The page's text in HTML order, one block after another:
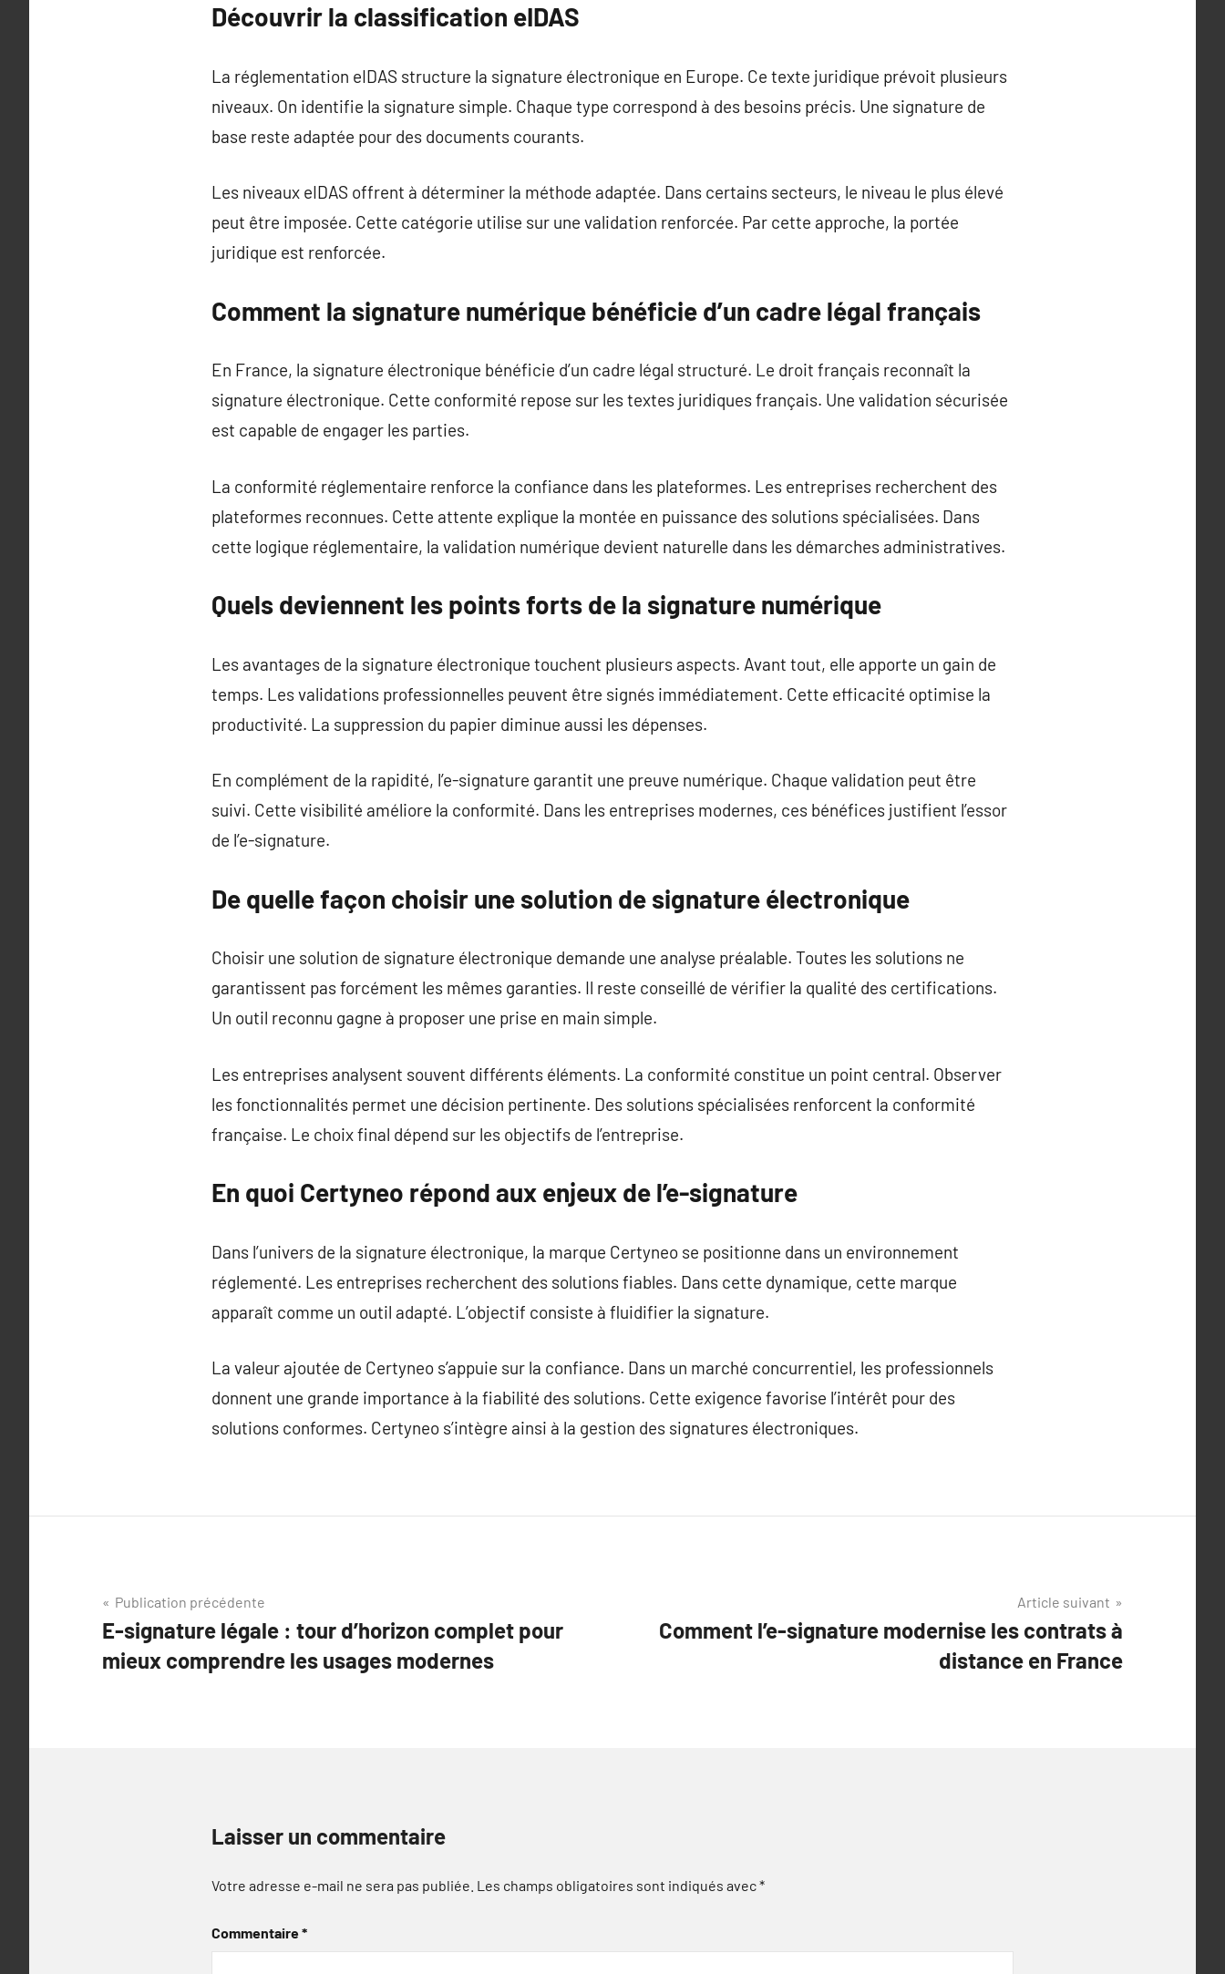
Découvrir la classification eIDAS
La réglementation eIDAS structure la signature électronique en Europe. Ce texte juridique prévoit plusieurs
niveaux. On identifie la signature simple. Chaque type correspond à des besoins précis. Une signature de
base reste adaptée pour des documents courants.
Les niveaux eIDAS offrent à déterminer la méthode adaptée. Dans certains secteurs, le niveau le plus élevé
peut être imposée. Cette catégorie utilise sur une validation renforcée. Par cette approche, la portée
juridique est renforcée.
Comment la signature numérique bénéficie d’un cadre légal français
En France, la signature électronique bénéficie d’un cadre légal structuré. Le droit français reconnaît la
signature électronique. Cette conformité repose sur les textes juridiques français. Une validation sécurisée
est capable de engager les parties.
La conformité réglementaire renforce la confiance dans les plateformes. Les entreprises recherchent des
plateformes reconnues. Cette attente explique la montée en puissance des solutions spécialisées. Dans
cette logique réglementaire, la validation numérique devient naturelle dans les démarches administratives.
Quels deviennent les points forts de la signature numérique
Les avantages de la signature électronique touchent plusieurs aspects. Avant tout, elle apporte un gain de
temps. Les validations professionnelles peuvent être signés immédiatement. Cette efficacité optimise la
productivité. La suppression du papier diminue aussi les dépenses.
En complément de la rapidité, l’e-signature garantit une preuve numérique. Chaque validation peut être
suivi. Cette visibilité améliore la conformité. Dans les entreprises modernes, ces bénéfices justifient l’essor
de l’e-signature.
De quelle façon choisir une solution de signature électronique
Choisir une solution de signature électronique demande une analyse préalable. Toutes les solutions ne
garantissent pas forcément les mêmes garanties. Il reste conseillé de vérifier la qualité des certifications.
Un outil reconnu gagne à proposer une prise en main simple.
Les entreprises analysent souvent différents éléments. La conformité constitue un point central. Observer
les fonctionnalités permet une décision pertinente. Des solutions spécialisées renforcent la conformité
française. Le choix final dépend sur les objectifs de l’entreprise.
En quoi Certyneo répond aux enjeux de l’e-signature
Dans l’univers de la signature électronique, la marque Certyneo se positionne dans un environnement
réglementé. Les entreprises recherchent des solutions fiables. Dans cette dynamique, cette marque
apparaît comme un outil adapté. L’objectif consiste à fluidifier la signature.
La valeur ajoutée de Certyneo s’appuie sur la confiance. Dans un marché concurrentiel, les professionnels
donnent une grande importance à la fiabilité des solutions. Cette exigence favorise l’intérêt pour des
solutions conformes. Certyneo s’intègre ainsi à la gestion des signatures électroniques.
Navigation
de
l’article
Publication précédente
E-signature légale : tour d’horizon complet pour
mieux comprendre les usages modernes
Article suivant
Comment l’e-signature modernise les contrats à
distance en France
Laisser un commentaire
Votre adresse e-mail ne sera pas publiée. Les champs obligatoires sont indiqués avec*
Commentaire*